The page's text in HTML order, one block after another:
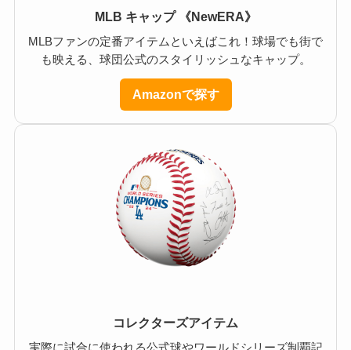
MLB キャップ 《NewERA》
MLBファンの定番アイテムといえばこれ！球場でも街で
も映える、球団公式のスタイリッシュなキャップ。
Amazonで探す
コレクターズアイテム